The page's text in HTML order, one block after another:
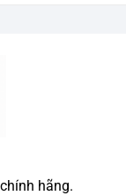
hãng.